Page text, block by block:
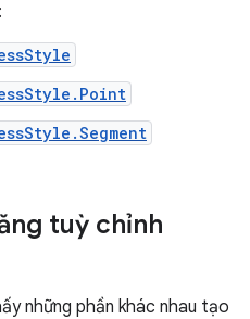
:
tuỳ chỉnh
những phần khác nhau tạo